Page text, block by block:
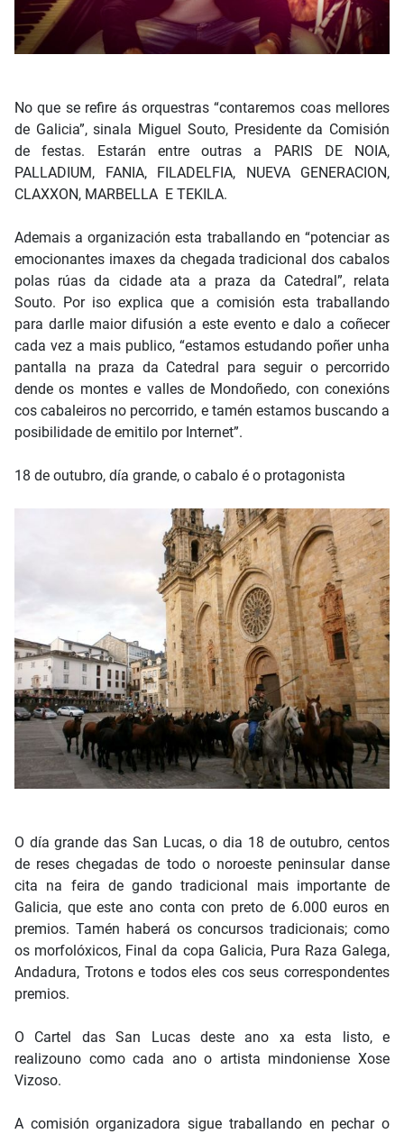
No que se refire ás orquestras “contaremos coas mellores
de Galicia”, sinala Miguel Souto, Presidente da Comisión
de festas. Estarán entre outras a PARIS DE NOIA,
PALLADIUM, FANIA, FILADELFIA, NUEVA GENERACION,
CLAXXON, MARBELLA E TEKILA.
Ademais a organización esta traballando en “potenciar as
emocionantes imaxes da chegada tradicional dos cabalos
polas rúas da cidade ata a praza da Catedral”, relata
Souto. Por iso explica que a comisión esta traballando
para darlle maior difusión a este evento e dalo a coñecer
cada vez a mais publico, “estamos estudando poñer unha
pantalla na praza da Catedral para seguir o percorrido
dende os montes e valles de Mondoñedo, con conexións
cos cabaleiros no percorrido, e tamén estamos buscando a
posibilidade de emitilo por Internet”.
18 de outubro, día grande, o cabalo é o protagonista
O día grande das San Lucas, o dia 18 de outubro, centos
de reses chegadas de todo o noroeste peninsular danse
cita na feira de gando tradicional mais importante de
Galicia, que este ano conta con preto de 6.000 euros en
premios. Tamén haberá os concursos tradicionais; como
os morfolóxicos, Final da copa Galicia, Pura Raza Galega,
Andadura, Trotons e todos eles cos seus correspondentes
premios.
O Cartel das San Lucas deste ano xa esta listo, e
realizouno como cada ano o artista mindoniense Xose
Vizoso.
A comisión organizadora sigue traballando en pechar o